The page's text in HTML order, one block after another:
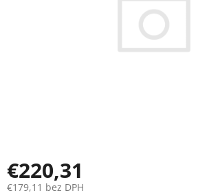
€220,31
€179,11 bez DPH